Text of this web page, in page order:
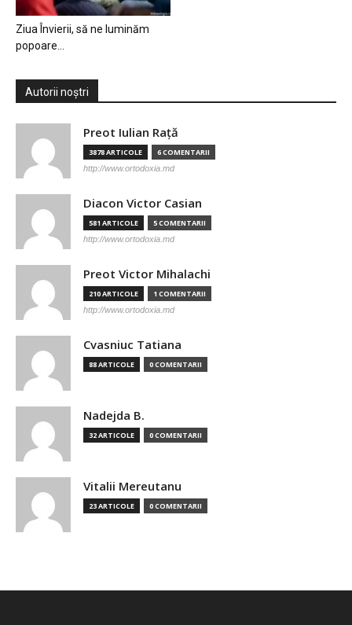
Ziua Învierii, să ne luminăm
popoare…
Autorii noștri
Preot Iulian Raţă
3878 ARTICOLE 6 COMENTARII
http://www.ortodoxia.md
Diacon Victor Casian
581 ARTICOLE 5 COMENTARII
http://www.ortodoxia.md
Preot Victor Mihalachi
210 ARTICOLE 1 COMENTARII
http://www.ortodoxia.md
Cvasniuc Tatiana
88 ARTICOLE 0 COMENTARII
Nadejda B.
32 ARTICOLE 0 COMENTARII
Vitalii Mereutanu
23 ARTICOLE 0 COMENTARII